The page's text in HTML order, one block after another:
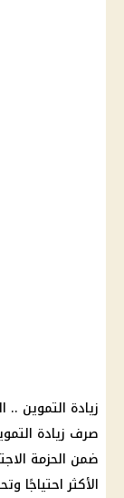
زيادة التموين ..
صرف زيادة التموين
ضمن الحزمة
الأكثر